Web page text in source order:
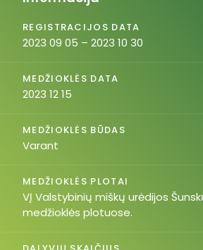
REGISTRACIJOS DATA
2023 09 05 – 2023 10 30
MEDŽIOKLĖS DATA
2023 12 15
MEDŽIOKLĖS BŪDAS
Varant
MEDŽIOKLĖS PLOTAI
VĮ Valstybinių miškų urėdijos
medžioklės plotuose.